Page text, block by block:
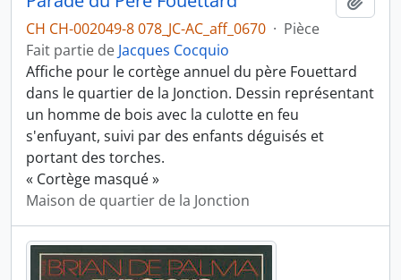
CH CH-002049-8 078_JC-AC_aff_0670 · Pièce
Fait partie de Jacques Cocquio
Affiche pour le cortège annuel du père Fouettard
dans le quartier de la Jonction. Dessin représentant
un homme de bois avec la culotte en feu
s'enfuyant, suivi par des enfants déguisés et
portant des torches.
« Cortège masqué »
Maison de quartier de la Jonction